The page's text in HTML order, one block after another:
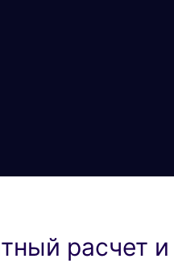
расчет